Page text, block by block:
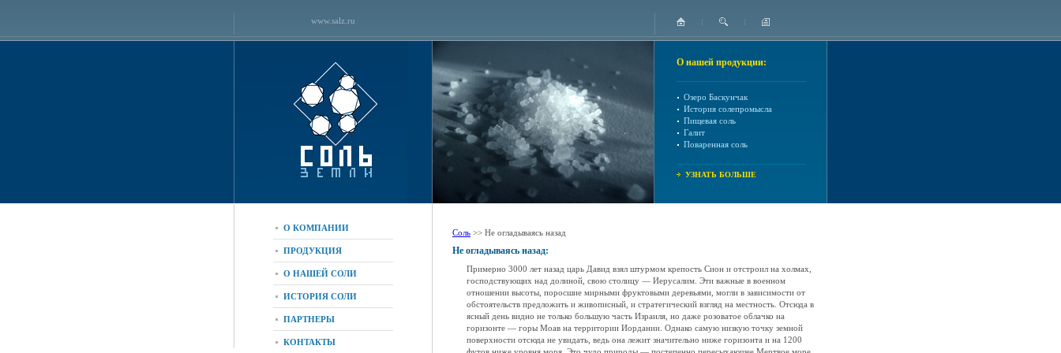
www.salz.ru
О КОМПАНИИ
ПРОДУКЦИЯ
О НАШЕЙ СОЛИ
ИСТОРИЯ СОЛИ
ПАРТНЕРЫ
КОНТАКТЫ
О нашей продукции:
Озеро Баскунчак
История солепромысла
Пищевая соль
Галит
Поваренная соль
УЗНАТЬ БОЛЬШЕ
Соль >> Не огладываясь назад
Не огладываясь назад:
Примерно 3000 лет назад царь Давид взял штурмом крепость Сион и отстроил на холмах,
господствующих над долиной, свою столицу — Иерусалим. Эти важные в военном
отношении высоты, поросшие мирными фруктовыми деревьями, могли в зависимости от
обстоятельств предложить и живописный, и стратегический взгляд на местность. Отсюда в
ясный день видно не только большую часть Израиля, но даже розоватое облачко на
горизонте — горы Моав на территории Иордании. Однако самую низкую точку земной
поверхности отсюда не увидать, ведь она лежит значительно ниже горизонта и на 1200